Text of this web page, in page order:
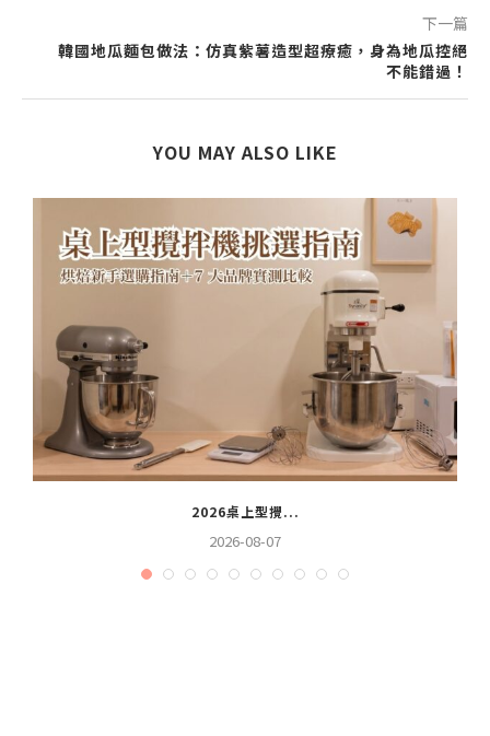
下一篇
韓國地瓜麵包做法：仿真紫薯造型超療癒，身為地瓜控絕
不能錯過！
YOU MAY ALSO LIKE
2026桌上型攪...
2026-08-07